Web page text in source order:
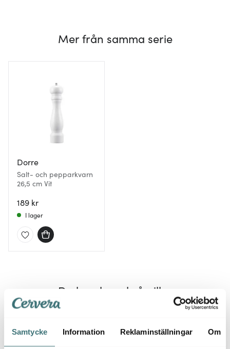
Samtycke Information Reklaminställningar Om
Mer från samma serie
Dorre
Salt- och pepparkvarn
26,5 cm Vit
189 kr
I lager
Du kanske också gillar